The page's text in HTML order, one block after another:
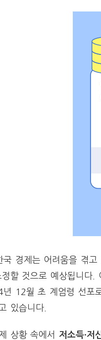
경제는 어려움을 겪
할 것으로 예상됩니다.
12월 초 계엄령 선포
있습니다.
상황 속에서 저소득·저